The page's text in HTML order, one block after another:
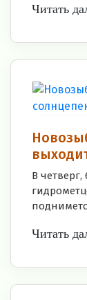
Читать
В
Читать